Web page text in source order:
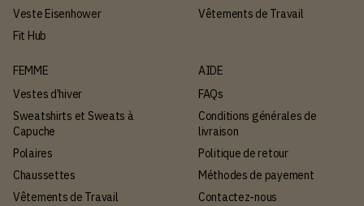
Veste Eisenhower
Fit Hub
Vêtements de Travail
FEMME
Vestes d’hiver
Sweatshirts et Sweats à
Capuche
Polaires
Chaussettes
Vêtements de Travail
AIDE
FAQs
Conditions générales de
livraison
Politique de retour
Méthodes de payement
Contactez-nous